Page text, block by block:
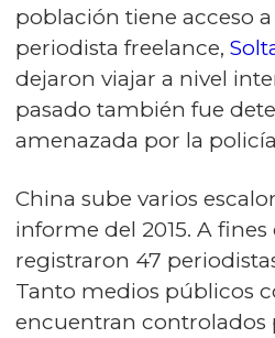
población tiene acceso
periodista freelance,
dejaron viajar a nivel
pasado también fue
amenazada por la
China sube varios
informe del 2015. A fines
registraron 47
Tanto medios públicos
encuentran controlados